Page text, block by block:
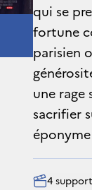
qui se
fortune
parisien
une rage
sacrifier
4